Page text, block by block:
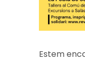
Estem